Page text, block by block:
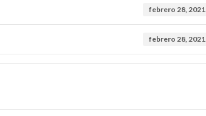
febrero 28, 2021
febrero 28, 2021